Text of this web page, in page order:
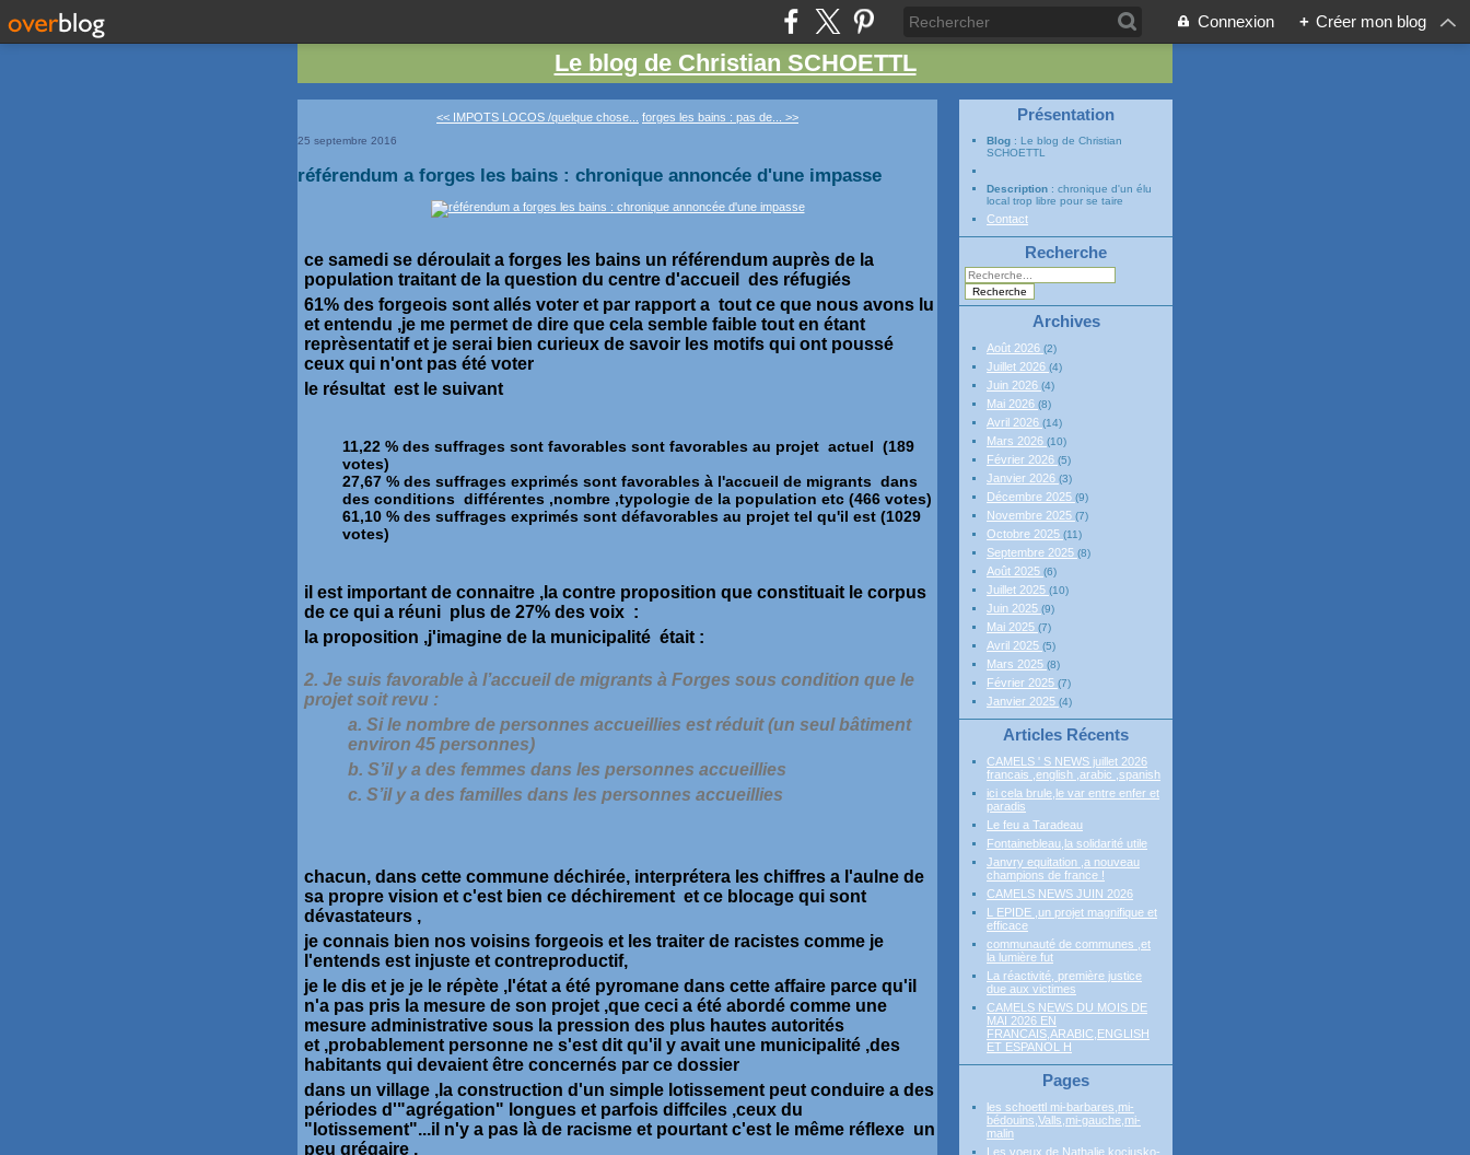
Connexion + Créer mon blog
Le blog de Christian SCHOETTL
<< IMPOTS LOCOS /quelque chose... forges les bains : pas de... >>
25 septembre 2016
référendum a forges les bains : chronique annoncée d'une impasse
ce samedi se déroulait a forges les bains un référendum auprès de la
population traitant de la question du centre d'accueil des réfugiés
61% des forgeois sont allés voter et par rapport a tout ce que nous avons lu
et entendu ,je me permet de dire que cela semble faible tout en étant
reprèsentatif et je serai bien curieux de savoir les motifs qui ont poussé
ceux qui n'ont pas été voter
le résultat est le suivant
11,22 % des suffrages sont favorables sont favorables au projet actuel (189
votes)
27,67 % des suffrages exprimés sont favorables à l'accueil de migrants dans
des conditions différentes ,nombre ,typologie de la population etc (466 votes)
61,10 % des suffrages exprimés sont défavorables au projet tel qu'il est (1029
votes)
il est important de connaitre ,la contre proposition que constituait le corpus
de ce qui a réuni plus de 27% des voix :
la proposition ,j'imagine de la municipalité était :
2. Je suis favorable à l’accueil de migrants à Forges sous condition que le
projet soit revu :
a. Si le nombre de personnes accueillies est réduit (un seul bâtiment
environ 45 personnes)
b. S’il y a des femmes dans les personnes accueillies
c. S’il y a des familles dans les personnes accueillies
chacun, dans cette commune déchirée, interprétera les chiffres a l'aulne de
sa propre vision et c'est bien ce déchirement et ce blocage qui sont
dévastateurs ,
je connais bien nos voisins forgeois et les traiter de racistes comme je
l'entends est injuste et contreproductif,
je le dis et je je le répète ,l'état a été pyromane dans cette affaire parce qu'il
n'a pas pris la mesure de son projet ,que ceci a été abordé comme une
mesure administrative sous la pression des plus hautes autorités
et ,probablement personne ne s'est dit qu'il y avait une municipalité ,des
habitants qui devaient être concernés par ce dossier
dans un village ,la construction d'un simple lotissement peut conduire a des
périodes d'"agrégation" longues et parfois diffciles ,ceux du
"lotissement"...il n'y a pas là de racisme et pourtant c'est le même réflexe un
peu grégaire ,
Présentation
Blog : Le blog de Christian
SCHOETTL
Description : chronique d'un élu
local trop libre pour se taire
Contact
Recherche
Archives
Août 2026 (2)
Juillet 2026 (4)
Juin 2026 (4)
Mai 2026 (8)
Avril 2026 (14)
Mars 2026 (10)
Février 2026 (5)
Janvier 2026 (3)
Décembre 2025 (9)
Novembre 2025 (7)
Octobre 2025 (11)
Septembre 2025 (8)
Août 2025 (6)
Juillet 2025 (10)
Juin 2025 (9)
Mai 2025 (7)
Avril 2025 (5)
Mars 2025 (8)
Février 2025 (7)
Janvier 2025 (4)
Articles Récents
CAMELS ' S NEWS juillet 2026
francais ,english ,arabic ,spanish
ici cela brule,le var entre enfer et
paradis
Le feu a Taradeau
Fontainebleau,la solidarité utile
Janvry equitation ,a nouveau
champions de france !
CAMELS NEWS JUIN 2026
L EPIDE ,un projet magnifique et
efficace
communauté de communes ,et
la lumière fut
La réactivité, première justice
due aux victimes
CAMELS NEWS DU MOIS DE
MAI 2026 EN
FRANCAIS,ARABIC,ENGLISH
ET ESPANOL H
Pages
les schoettl mi-barbares,mi-
bédouins,Valls,mi-gauche,mi-
malin
Les voeux de Nathalie kociusko-